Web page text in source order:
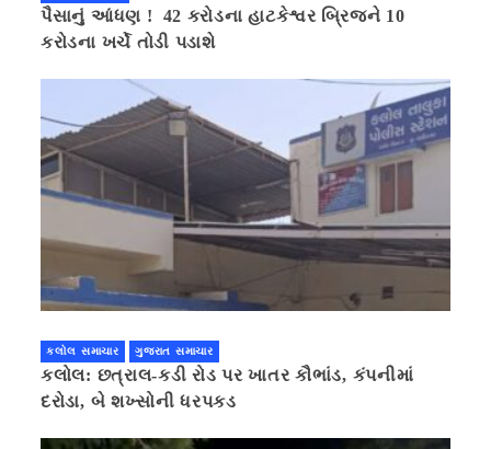
પૈસાનું આંધણ ! 42 કરોડના હાટકેશ્વર બ્રિજને 10
કરોડના ખર્ચે તોડી પડાશે
કલોલ સમાચાર ગુજરાત સમાચાર
કલોલ: છત્રાલ-કડી રોડ પર ખાતર કૌભાંડ, કંપનીમાં
દરોડા, બે શખ્સોની ધરપકડ